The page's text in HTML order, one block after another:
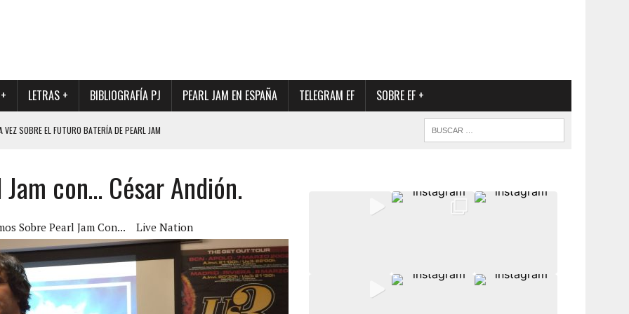
LETRAS + BIBLIOGRAFÍA PJ PEARL JAM EN ESPAÑA TELEGRAM EF SOBRE EF +
VEZ SOBRE EL FUTURO BATERÍA DE PEARL JAM
MARCÓ LOS 90, DE NUEVO EN VINILO.
DE LA INCERTIDUMBRE SOBRE SU FUTURA FORMACIÓN
FOTOGRAFÍAS INÉDITAS DE LA HISTORIA DE PEARL JAM
con… César Andión.
Sobre Pearl Jam Con... Live Nation